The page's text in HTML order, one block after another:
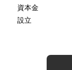
資本金
設立